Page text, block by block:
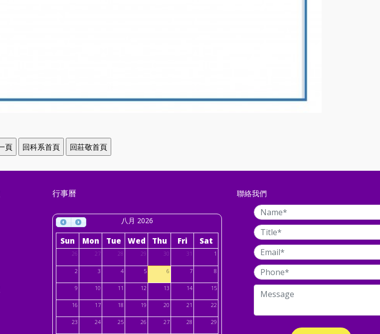
行事曆
八月 2026
Sun Mon Tue Wed Thu Fri Sat
26 27 28 29 30 31 1
2 3 4 5 6 7 8
9 10 11 12 13 14 15
16 17 18 19 20 21 22
23 24 25 26 27 28 29
聯絡我們